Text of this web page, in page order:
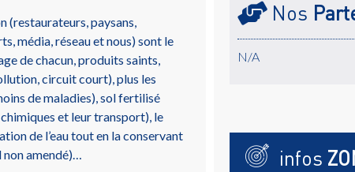
(restaurateurs, paysans,
média, réseau et nous) sont le
de chacun, produits saints,
circuit court), plus les
de maladies), sol fertilisé
et leur transport), le
de l’eau tout en la conservant
non amendé)…
Nos
N/A
infos